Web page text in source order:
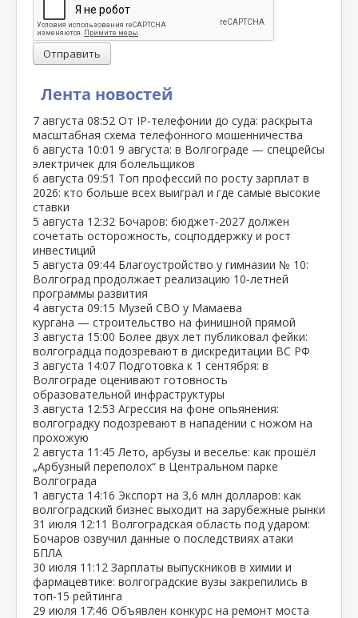
Лента новостей
7 августа 08:52 От IP‑телефонии до суда: раскрыта
масштабная схема телефонного мошенничества
6 августа 10:01 9 августа: в Волгограде — спецрейсы
электричек для болельщиков
6 августа 09:51 Топ профессий по росту зарплат в
2026: кто больше всех выиграл и где самые высокие
ставки
5 августа 12:32 Бочаров: бюджет‑2027 должен
сочетать осторожность, соцподдержку и рост
инвестиций
5 августа 09:44 Благоустройство у гимназии № 10:
Волгоград продолжает реализацию 10‑летней
программы развития
4 августа 09:15 Музей СВО у Мамаева
кургана — строительство на финишной прямой
3 августа 15:00 Более двух лет публиковал фейки:
волгоградца подозревают в дискредитации ВС РФ
3 августа 14:07 Подготовка к 1 сентября: в
Волгограде оценивают готовность
образовательной инфраструктуры
3 августа 12:53 Агрессия на фоне опьянения:
волгоградку подозревают в нападении с ножом на
прохожую
2 августа 11:45 Лето, арбузы и веселье: как прошёл
„Арбузный переполох“ в Центральном парке
Волгограда
1 августа 14:16 Экспорт на 3,6 млн долларов: как
волгоградский бизнес выходит на зарубежные рынки
31 июля 12:11 Волгоградская область под ударом:
Бочаров озвучил данные о последствиях атаки
БПЛА
30 июля 11:12 Зарплаты выпускников в химии и
фармацевтике: волгоградские вузы закрепились в
топ‑15 рейтинга
29 июля 17:46 Объявлен конкурс на ремонт моста
Отправить